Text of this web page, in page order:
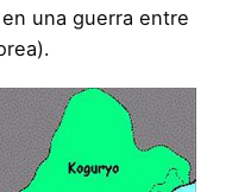
una guerra entre